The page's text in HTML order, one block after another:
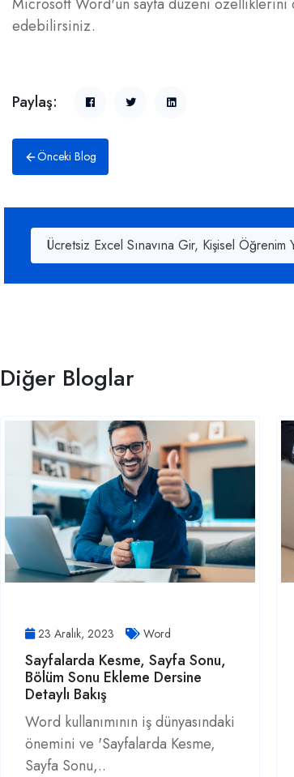
edebilirsiniz.
Paylaş:
Önceki Blog
Ücretsiz Excel Sınavına Gir, Kişisel Öğrenim
Diğer Bloglar
23 Aralık, 2023 Word
Sayfalarda Kesme, Sayfa Sonu,
Bölüm Sonu Ekleme Dersine
Detaylı Bakış
Word kullanımının iş dünyasındaki
önemini ve 'Sayfalarda Kesme,
Sayfa Sonu,..